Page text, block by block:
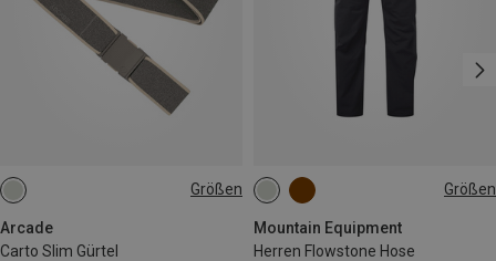
Größen
Arcade
Carto Slim Gürtel
ONE SIZE Größen
Mountain Equipment
Herren Flowstone Hose
S M XXL